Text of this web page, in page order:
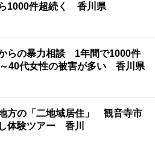
1000件超続く 香川県
らの暴力相談 1年間で1000件
40代女性の被害が多い 香川県
方の「二地域居住」 観音寺市
体験ツアー 香川